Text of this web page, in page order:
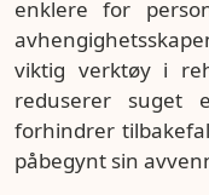
enklere for
viktig verktøy i
reduserer suget
forhindrer
påbegynt sin